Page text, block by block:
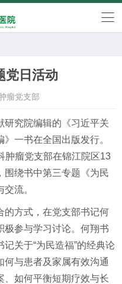
党日活动
瘤党支部
研究院编辑的《习近平关
一书在全国出版发行。
肿瘤党支部在锦江院区13
围绕书中第三专题《为民
流。
的方式，在党支部书记何
极参与学习讨论。何翔书
关于“为民造福”的经典论
何与患者及家属有效沟通
、如何平衡短期疗效与长